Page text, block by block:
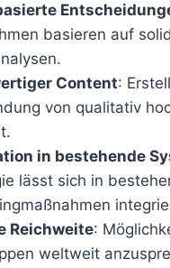
basieren auf
Content:
von qualitativ
in bestehende
lässt sich in
Reichweite:
weltweit